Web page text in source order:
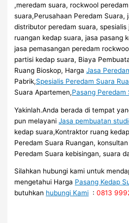
,meredam suara, rockwool
suara,Perusahaan Peredam Suara,
distributor peredam suara,
ruangan kedap suara, jasa pasang
jasa pemasangan peredam
partisi kedap suara, Biaya
Ruang Bioskop, HargaJasa
Pabrik,Spesialis Peredam Suara
Suara Apartemen,Pasang Peredam
Yakinlah.Anda berada di tempat
pun melayaniJasa pembuatan
kedap suara,Kontraktor ruang
Peredam Suara Ruangan,
Peredam Suara kebisingan, suara
Silahkan hubungi kami untuk
mengetahui Harga Pasang Kedap
butuhkan hubungi Kami :0813